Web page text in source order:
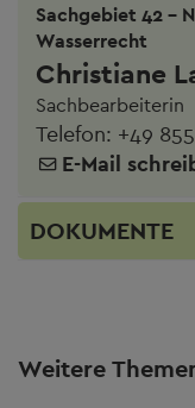
Sachgebiet 42 -
Wasserrecht
Christiane
Sachbearbeiterin
Telefon: +49
E-Mail
DOKUMENTE
Weitere